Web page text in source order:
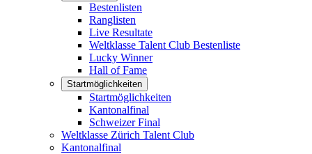
Bestenlisten
Ranglisten
Live Resultate
Weltklasse Talent Club Bestenliste
Lucky Winner
Hall of Fame
Startmöglichkeiten
Startmöglichkeiten
Kantonalfinal
Schweizer Final
Weltklasse Zürich Talent Club
Kantonalfinal